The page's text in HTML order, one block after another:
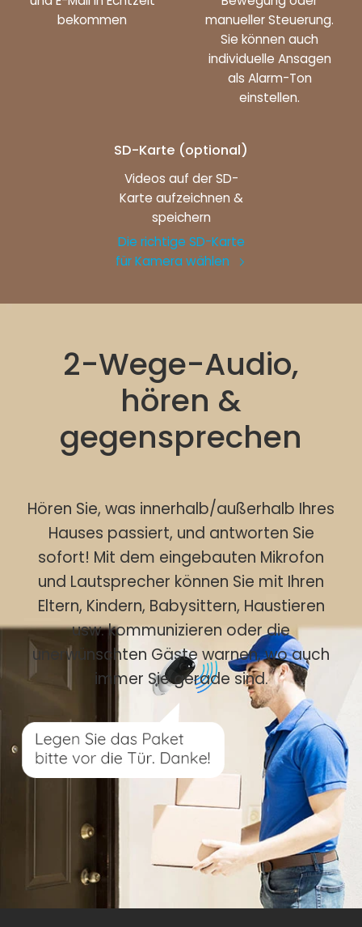
bekommen
manueller Steuerung.
Sie können auch
individuelle Ansagen
als Alarm-Ton
einstellen.
SD-Karte (optional)
Videos auf der SD-
Karte aufzeichnen &
speichern
Die richtige SD-Karte
für Kamera wählen
2-Wege-Audio,
hören &
gegensprechen
Hören Sie, was innerhalb/außerhalb Ihres
Hauses passiert, und antworten Sie
sofort! Mit dem eingebauten Mikrofon
und Lautsprecher können Sie mit Ihren
Eltern, Kindern, Babysittern, Haustieren
usw. kommunizieren oder die
unerwünschten Gäste warnen, wo auch
immer Sie gerade sind.